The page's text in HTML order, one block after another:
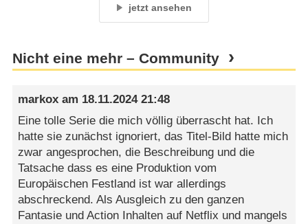
jetzt ansehen
Nicht eine mehr – Community
markox am 18.11.2024 21:48
Eine tolle Serie die mich völlig überrascht hat. Ich
hatte sie zunächst ignoriert, das Titel-Bild hatte mich
zwar angesprochen, die Beschreibung und die
Tatsache dass es eine Produktion vom
Europäischen Festland ist war allerdings
abschreckend. Als Ausgleich zu den ganzen
Fantasie und Action Inhalten auf Netflix und mangels